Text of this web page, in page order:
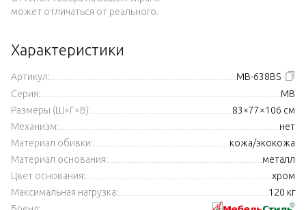
может отличаться от реального.
Характеристики
Артикул:
MB-638BS
Серия:
MB
Размеры (Ш×Г×В):
83×77×106 см
Механизм:
нет
Материал обивки:
кожа/экокожа
Материал основания:
металл
Цвет основания:
хром
Максимальная нагрузка:
120 кг